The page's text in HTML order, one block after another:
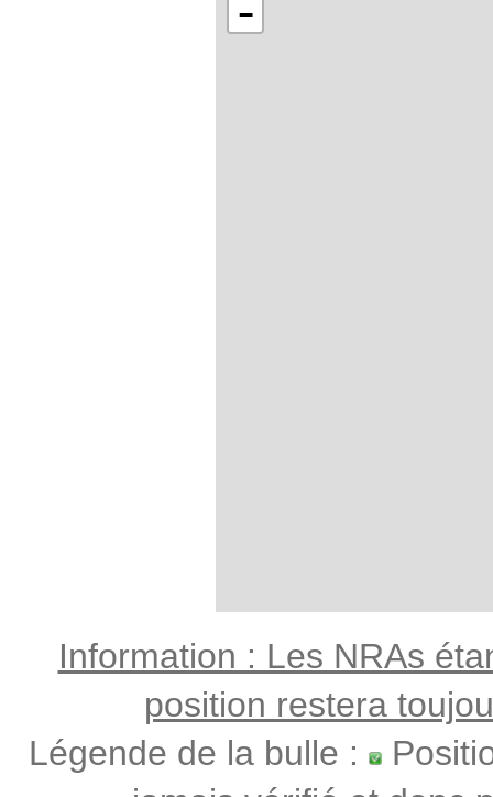
−
Information : Les NRAs
position restera
Légende de la bulle :